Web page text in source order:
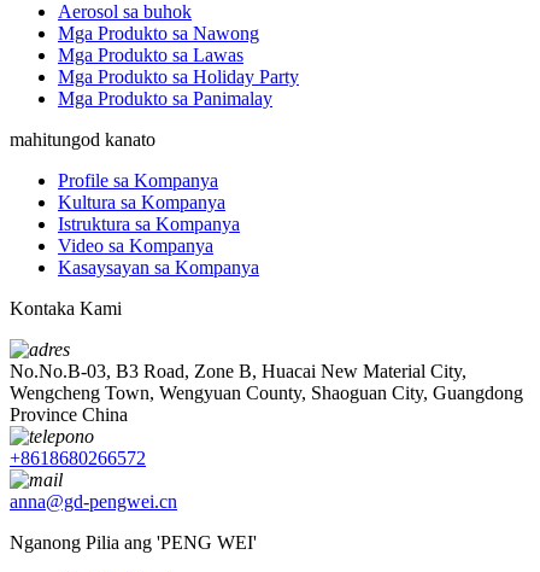
Aerosol sa buhok
Mga Produkto sa Nawong
Mga Produkto sa Lawas
Mga Produkto sa Holiday Party
Mga Produkto sa Panimalay
mahitungod kanato
Profile sa Kompanya
Kultura sa Kompanya
Istruktura sa Kompanya
Video sa Kompanya
Kasaysayan sa Kompanya
Kontaka Kami
No.No.B-03, B3 Road, Zone B, Huacai New Material City,
Wengcheng Town, Wengyuan County, Shaoguan City, Guangdong
Province China
+8618680266572
anna@gd-pengwei.cn
Nganong Pilia ang 'PENG WEI'